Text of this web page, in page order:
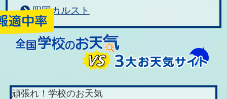
四国カルスト
頑張れ！学校のお天気